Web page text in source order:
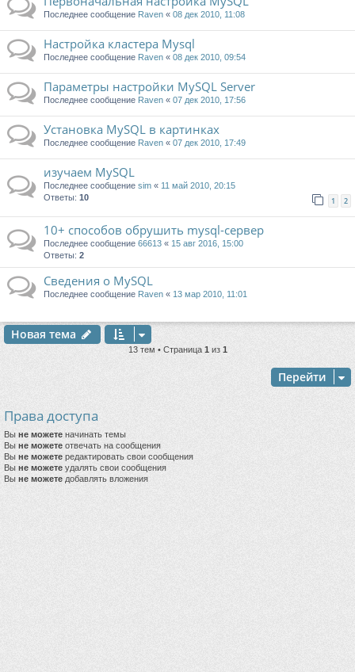
Последнее сообщение Raven « 08 дек 2010, 11:08
Настройка кластера Mysql
Последнее сообщение Raven « 08 дек 2010, 09:54
Параметры настройки MySQL Server
Последнее сообщение Raven « 07 дек 2010, 17:56
Установка MySQL в картинках
Последнее сообщение Raven « 07 дек 2010, 17:49
изучаем MySQL
Последнее сообщение sim « 11 май 2010, 20:15
Ответы: 10 1 2
10+ способов обрушить mysql-сервер
Последнее сообщение 66613 « 15 авг 2016, 15:00
Ответы: 2
Сведения о MySQL
Последнее сообщение Raven « 13 мар 2010, 11:01
Новая тема
13 тем • Страница 1из 1
Перейти
Права доступа
Вы не можете начинать темы
Вы не можете отвечать на сообщения
Вы не можете редактировать свои сообщения
Вы не можете удалять свои сообщения
Вы не можете добавлять вложения